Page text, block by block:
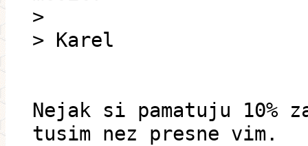
>
> Karel
Nejak si pamatuju 10%
tusim nez presne vim.